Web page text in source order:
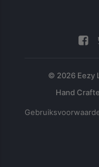
© 2026 Eezy